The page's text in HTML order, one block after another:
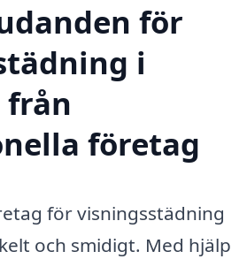
för
i
från
företag
för visningsstädning
och smidigt. Med hjälp